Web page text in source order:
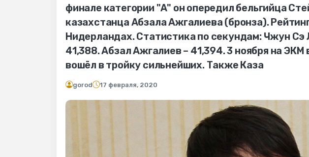
финале категории "A" он опередил бельгийца
казахстанца Абзала Ажгалиева (бронза).
Нидерландах. Статистика по секундам: Чжун Сэ
41,388. Абзал Ажгалиев – 41,394. 3 ноября на
вошёл в тройку сильнейших. Также Каза
gorod 17 февраля, 2020